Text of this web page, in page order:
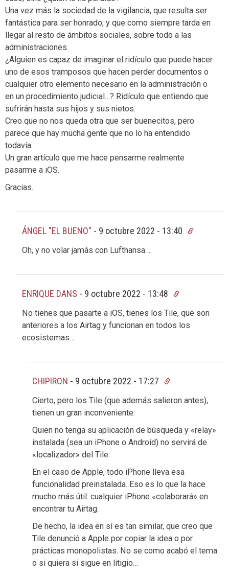
Una vez más la sociedad de la vigilancia, que resulta ser
fantástica para ser honrado, y que como siempre tarda en
llegar al resto de ámbitos sociales, sobre todo a las
administraciones.
¿Alguien es capaz de imaginar el ridículo que puede hacer
uno de esos tramposos que hacen perder documentos o
cualquier otro elemento necesario en la administración o
en un procedimiento judicial…? Ridículo que entiendo que
sufrirán hasta sus hijos y sus nietos.
Creo que no nos queda otra que ser buenecitos, pero
parece que hay mucha gente que no lo ha entendido
todavía.
Un gran artículo que me hace pensarme realmente
pasarme a iOS.
Gracias.
ÁNGEL "EL BUENO" - 9 octubre 2022 - 13:40
Oh, y no volar jamás con Lufthansa….
ENRIQUE DANS - 9 octubre 2022 - 13:48
No tienes que pasarte a iOS, tienes los Tile, que son
anteriores a los Airtag y funcionan en todos los
ecosistemas…
CHIPIRON - 9 octubre 2022 - 17:27
Cierto, pero los Tile (que además salieron antes),
tienen un gran inconveniente:
Quien no tenga su aplicación de búsqueda y «relay»
instalada (sea un iPhone o Android) no servirá de
«localizador» del Tile.
En el caso de Apple, todo iPhone lleva esa
funcionalidad preinstalada. Eso es lo que la hace
mucho más útil: cualquier iPhone «colaborará» en
encontrar tu Airtag.
De hecho, la idea en sí es tan similar, que creo que
Tile denunció a Apple por copiar la idea o por
prácticas monopolistas. No se como acabó el tema
o si quiera si sigue en litigio…